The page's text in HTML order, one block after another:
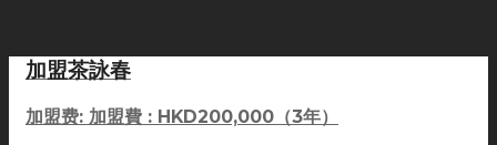
加盟茶詠春
加盟费: 加盟費 : HKD200,000（3年）